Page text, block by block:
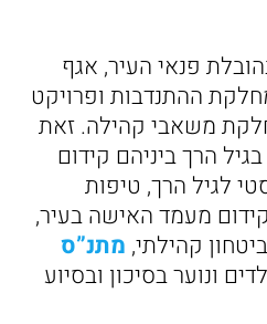
פנאי העיר, אגף
ההתנדבות ופרויקט
משאבי קהילה. זאת
הרך ביניהם קידום
לגיל הרך, טיפות
מעמד האישה בעיר,
קהילתי, מתנ”ס
ונוער בסיכון ובסיוע